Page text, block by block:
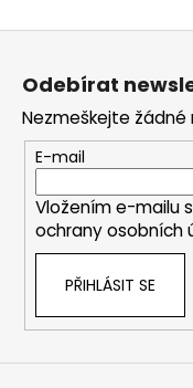
Odebírat
Nezmeškejte žádné
E-mail
Vložením e-mailu
ochrany osobních
PŘIHLÁSIT SE